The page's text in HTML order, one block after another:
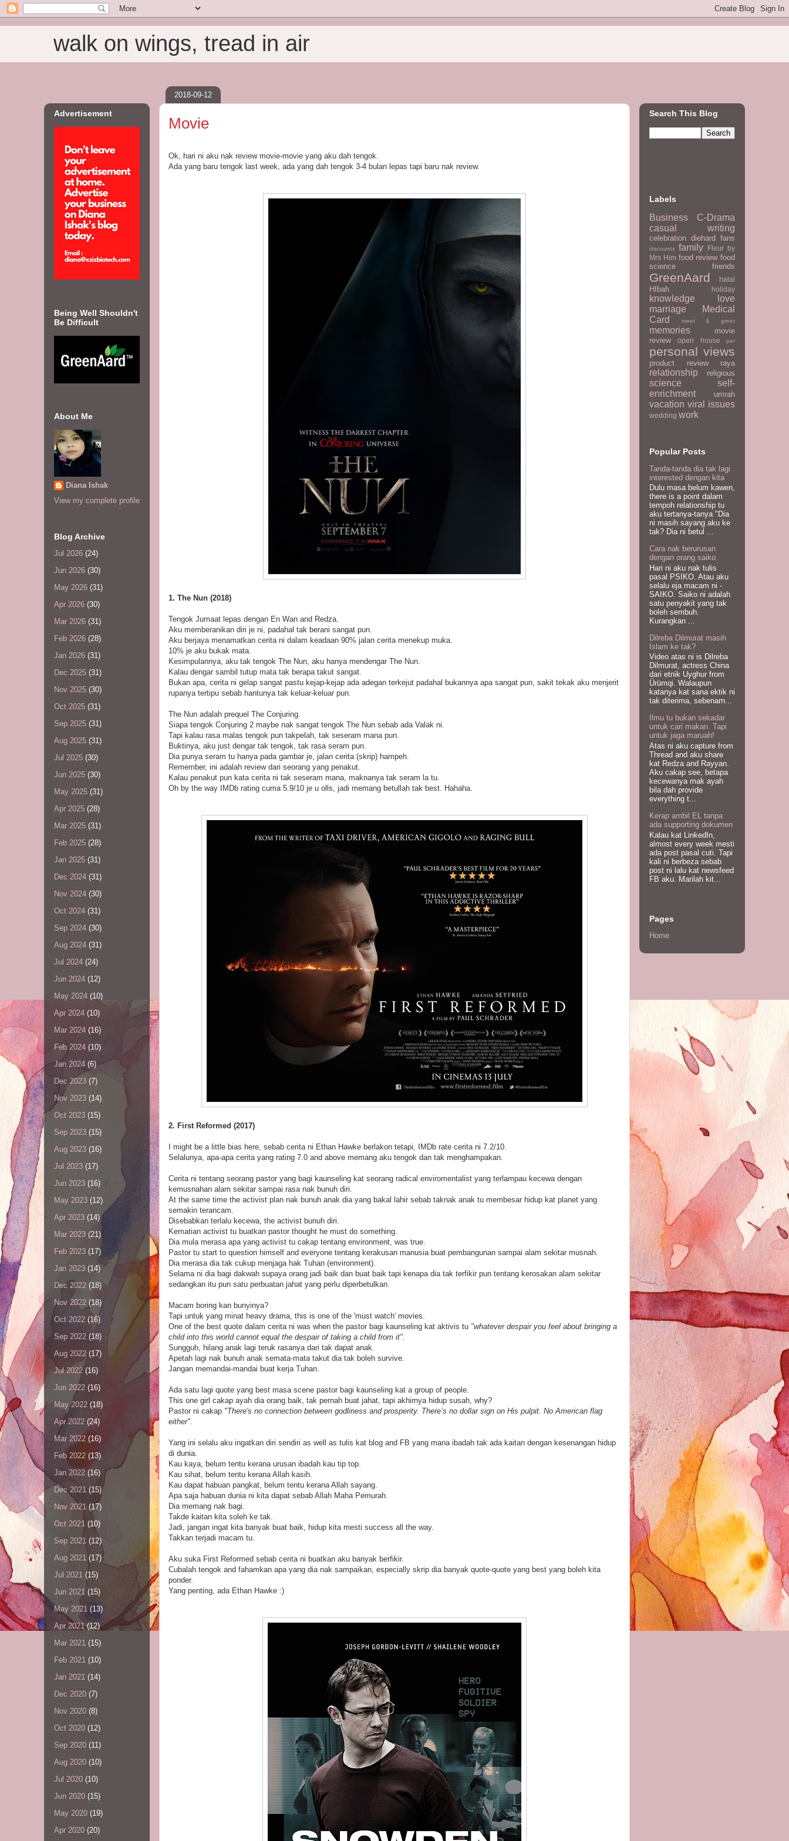
walk on wings, tread in air
2018-09-12
Movie
Ok, hari ni aku nak review movie-movie yang aku dah tengok.
Ada yang baru tengok last week, ada yang dah tengok 3-4 bulan lepas tapi baru nak review.
1. The Nun (2018)
Tengok Jumaat lepas dengan En Wan and Redza.
Aku memberanikan diri je ni, padahal tak berani sangat pun.
Aku berjaya menamatkan cerita ni dalam keadaan 90% jalan cerita menekup muka.
10% je aku bukak mata.
Kesimpulannya, aku tak tengok The Nun, aku hanya mendengar The Nun.
Kalau dengar sambil tutup mata tak berapa takut sangat.
Bukan apa, cerita ni gelap sangat pastu kejap-kejap ada adegan terkejut padahal bukannya apa sangat pun, sakit tekak aku menjerit
rupanya tertipu sebab hantunya tak keluar-keluar pun.
The Nun adalah prequel The Conjuring.
Siapa tengok Conjuring 2 maybe nak sangat tengok The Nun sebab ada Valak ni.
Tapi kalau rasa malas tengok pun takpelah, tak seseram mana pun.
Buktinya, aku just dengar tak tengok, tak rasa seram pun.
Dia punya seram tu hanya pada gambar je, jalan cerita (skrip) hampeh.
Remember, ini adalah review dari seorang yang penakut.
Kalau penakut pun kata cerita ni tak seseram mana, maknanya tak seram la tu.
Oh by the way IMDb rating cuma 5.9/10 je u olls, jadi memang betullah tak best. Hahaha.
2. First Reformed (2017)
I might be a little bias here, sebab cerita ni Ethan Hawke berlakon tetapi, IMDb rate cerita ni 7.2/10.
Selalunya, apa-apa cerita yang rating 7.0 and above memang aku tengok dan tak menghampakan.
Cerita ni tentang seorang pastor yang bagi kaunseling kat seorang radical enviromentalist yang terlampau kecewa dengan
kemusnahan alam sekitar sampai rasa nak bunuh diri.
At the same time the activist plan nak bunuh anak dia yang bakal lahir sebab taknak anak tu membesar hidup kat planet yang
semakin terancam.
Disebabkan terlalu kecewa, the activist bunuh diri.
Kematian activist tu buatkan pastor thought he must do something.
Dia mula merasa apa yang activist tu cakap tentang environment, was true.
Pastor tu start to question himself and everyone tentang kerakusan manusia buat pembangunan sampai alam sekitar musnah.
Dia merasa dia tak cukup menjaga hak Tuhan (environment).
Selama ni dia bagi dakwah supaya orang jadi baik dan buat baik tapi kenapa dia tak terfikir pun tentang kerosakan alam sekitar
sedangkan itu pun satu perbuatan jahat yang perlu diperbetulkan.
Macam boring kan bunyinya?
Tapi untuk yang minat heavy drama, this is one of the 'must watch' movies.
One of the best quote dalam cerita ni was when the pastor bagi kaunseling kat aktivis tu "whatever despair you feel about bringing a
child into this world cannot equal the despair of taking a child from it".
Sungguh, hilang anak lagi teruk rasanya dari tak dapat anak.
Apetah lagi nak bunuh anak semata-mata takut dia tak boleh survive.
Jangan memandai-mandai buat kerja Tuhan.
Ada satu lagi quote yang best masa scene pastor bagi kaunseling kat a group of people.
This one girl cakap ayah dia orang baik, tak pernah buat jahat, tapi akhirnya hidup susah, why?
Pastor ni cakap "There's no connection between godliness and prosperity. There’s no dollar sign on His pulpit. No American flag
either".
Yang ini selalu aku ingatkan diri sendiri as well as tulis kat blog and FB yang mana ibadah tak ada kaitan dengan kesenangan hidup
di dunia.
Kau kaya, belum tentu kerana urusan ibadah kau tip top.
Kau sihat, belum tentu kerana Allah kasih.
Kau dapat habuan pangkat, belum tentu kerana Allah sayang.
Apa saja habuan dunia ni kita dapat sebab Allah Maha Pemurah.
Dia memang nak bagi.
Takde kaitan kita soleh ke tak.
Jadi, jangan ingat kita banyak buat baik, hidup kita mesti success all the way.
Takkan terjadi macam tu.
Aku suka First Reformed sebab cerita ni buatkan aku banyak berfikir.
Cubalah tengok and fahamkan apa yang dia nak sampaikan, especially skrip dia banyak quote-quote yang best yang boleh kita
ponder.
Yang penting, ada Ethan Hawke :)
Advertisement
Being Well Shouldn't
Be Difficult
About Me
Diana Ishak
View my complete profile
Blog Archive
Jul 2026 (24)
Jun 2026 (30)
May 2026 (31)
Apr 2026 (30)
Mar 2026 (31)
Feb 2026 (28)
Jan 2026 (31)
Dec 2025 (31)
Nov 2025 (30)
Oct 2025 (31)
Sep 2025 (31)
Aug 2025 (31)
Jul 2025 (30)
Jun 2025 (30)
May 2025 (31)
Apr 2025 (28)
Mar 2025 (31)
Feb 2025 (28)
Jan 2025 (31)
Dec 2024 (31)
Nov 2024 (30)
Oct 2024 (31)
Sep 2024 (30)
Aug 2024 (31)
Jul 2024 (24)
Jun 2024 (12)
May 2024 (10)
Apr 2024 (10)
Mar 2024 (16)
Feb 2024 (10)
Jan 2024 (6)
Dec 2023 (7)
Nov 2023 (14)
Oct 2023 (15)
Sep 2023 (15)
Aug 2023 (16)
Jul 2023 (17)
Jun 2023 (16)
May 2023 (12)
Apr 2023 (14)
Mar 2023 (21)
Feb 2023 (17)
Jan 2023 (14)
Dec 2022 (18)
Nov 2022 (18)
Oct 2022 (16)
Sep 2022 (18)
Aug 2022 (17)
Jul 2022 (16)
Jun 2022 (16)
May 2022 (18)
Apr 2022 (24)
Mar 2022 (16)
Feb 2022 (13)
Jan 2022 (16)
Dec 2021 (15)
Nov 2021 (17)
Oct 2021 (10)
Sep 2021 (12)
Aug 2021 (17)
Jul 2021 (15)
Jun 2021(15)
May 2021 (13)
Apr 2021(12)
Mar 2021 (15)
Feb 2021 (10)
Jan 2021 (14)
Dec 2020 (7)
Nov 2020 (8)
Oct 2020 (12)
Sep 2020 (11)
Aug 2020 (10)
Jul 2020 (10)
Jun 2020 (15)
May 2020 (19)
Apr 2020 (20)
Search This Blog
Labels
Business
C-Drama
casual writing
celebration diehard fans
discounts family
Fleur by
Mrs Him food review food
science
friends
GreenAard halal
HIbah holiday
knowledge
love
marriage
Medical
Card
meet & greet
memories
movie
review
open house per
personal views
product review raya
relationship religious
science
self-
enrichment
umrah
vacation viral issues
wedding work
Popular Posts
Tanda-tanda dia tak lagi
interested dengan kita
Dulu masa belum kawen,
there is a point dalam
tempoh relationship tu
aku tertanya-tanya "Dia
ni masih sayang aku ke
tak? Dia ni betul ...
Cara nak berurusan
dengan orang saiko.
Hari ni aku nak tulis
pasal PSIKO. Atau aku
selalu eja macam ni -
SAIKO. Saiko ni adalah
satu penyakit yang tak
boleh sembuh.
Kurangkan ...
Dilreba Dilmurat masih
Islam ke tak?
Video atas ni is Dilreba
Dilmurat, actress China
dari etnik Uyghur from
Ürümqi. Walaupun
katanya kat sana ektik ni
tak diterima, sebenarn...
Ilmu tu bukan sekadar
untuk cari makan. Tapi
untuk jaga maruah!
Atas ni aku capture from
Thread and aku share
kat Redza and Rayyan.
Aku cakap see, betapa
kecewanya mak ayah
bila dah provide
everything t...
Kerap ambil EL tanpa
ada supporting dokumen
Kalau kat LinkedIn,
almost every week mesti
ada post pasal cuti. Tapi
kali ni berbeza sebab
post ni lalu kat newsfeed
FB aku. Marilah kit...
Pages
Home